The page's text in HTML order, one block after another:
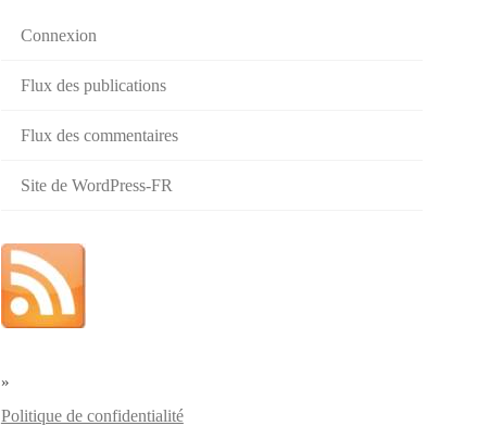
Connexion
Flux des publications
Flux des commentaires
Site de WordPress-FR
»
Politique de confidentialité